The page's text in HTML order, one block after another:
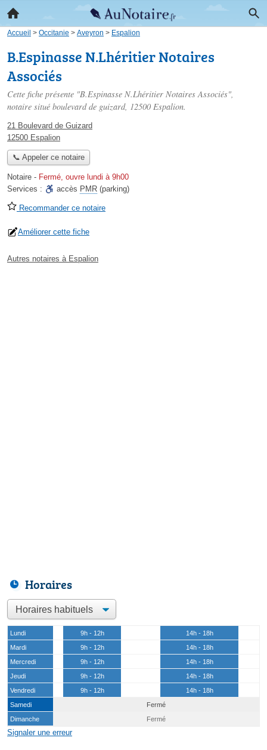
Accueil > Occitanie > Aveyron > Espalion
B.Espinasse N.Lhéritier Notaires
Associés
Cette fiche présente "B.Espinasse N.Lhéritier Notaires Associés",
notaire situé boulevard de guizard, 12500 Espalion.
21 Boulevard de Guizard
12500 Espalion
📞 Appeler ce notaire
Notaire - Fermé, ouvre lundi à 9h00
Services :
accès PMR (parking)
Recommander ce notaire
Améliorer cette fiche
Autres notaires à Espalion
Horaires
Lundi 9h - 12h
14h - 18h
Mardi
9h - 12h
14h - 18h
Mercredi
9h - 12h
14h - 18h
Jeudi
9h - 12h
14h - 18h
Vendredi
9h - 12h
14h - 18h
Samedi
Fermé
Dimanche
Fermé
Signaler une erreur